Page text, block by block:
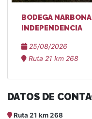
BODEGA
INDEPENDENCIA
25/08/2026
Ruta 21 km 268
DATOS DE
Ruta 21 km 268